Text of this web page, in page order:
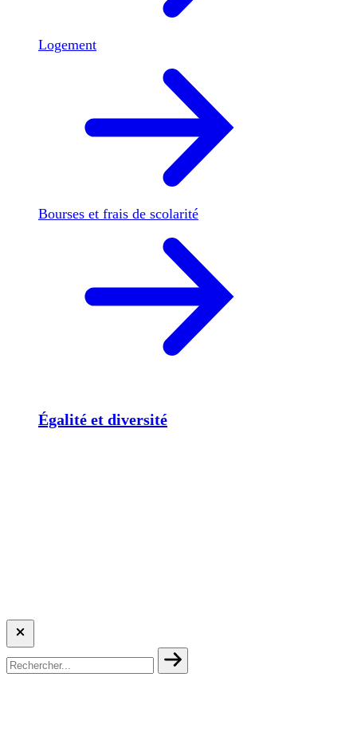
Logement
Bourses et frais de scolarité
Égalité et diversité